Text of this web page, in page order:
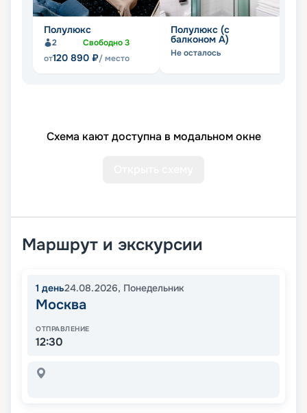
Полулюкс
2 Свободно3
от120 890 ₽/ место
Полулюкс (с
балконом А)
Не осталось
Схема кают доступна в модальном окне
Маршрут и экскурсии
1 день24.08.2026, Понедельник
Москва
ОТПРАВЛЕНИЕ
12:30